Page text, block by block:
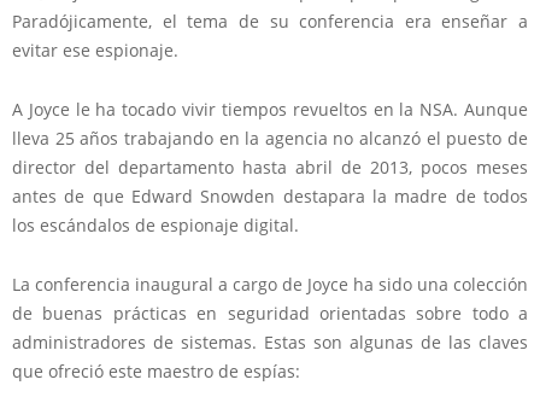
Paradójicamente, el tema de su conferencia era enseñar a
evitar ese espionaje.
A Joyce le ha tocado vivir tiempos revueltos en la NSA. Aunque
lleva 25 años trabajando en la agencia no alcanzó el puesto de
director del departamento hasta abril de 2013, pocos meses
antes de que Edward Snowden destapara la madre de todos
los escándalos de espionaje digital.
La conferencia inaugural a cargo de Joyce ha sido una colección
de buenas prácticas en seguridad orientadas sobre todo a
administradores de sistemas. Estas son algunas de las claves
que ofreció este maestro de espías: